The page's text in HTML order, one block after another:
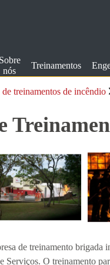
Sobre
nós
Treinamentos
de treinamentos de incêndio
de treinamento
Serviços. O treinamento